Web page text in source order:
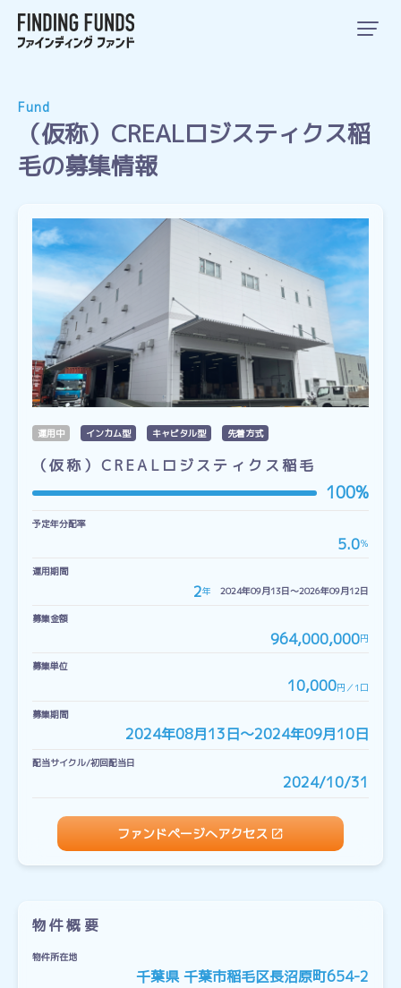
Fund
（仮称）CREALロジスティクス稲
毛の募集情報
運用中 インカム型 キャピタル型 先着方式
（仮称）CREALロジスティクス稲毛
100%
予定年分配率
5.0％
運用期間
2年 2024年09月13日〜2026年09月12日
募集金額
964,000,000円
募集単位
10,000円／1口
募集期間
2024年08月13日〜2024年09月10日
配当サイクル/初回配当日
2024/10/31
ファンドページへアクセス
物件概要
物件所在地
千葉県 千葉市稲毛区長沼原町654-2